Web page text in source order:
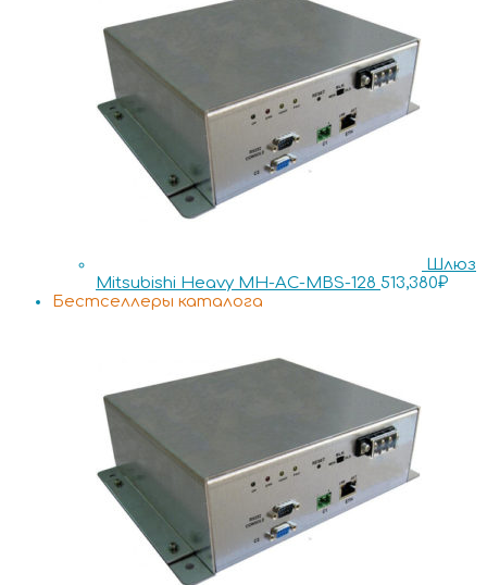
Шлюз
Mitsubishi Heavy MH-AC-MBS-128 513,380₽
Бестселлеры каталога